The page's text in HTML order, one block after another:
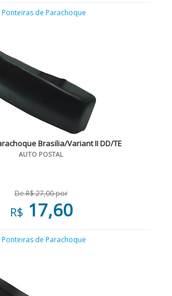
Ponteiras de Parachoque
Brasilia/Variant II DD/TE
AUTO POSTAL
De R$ 27,00 por
R$ 17,60
Ponteiras de Parachoque